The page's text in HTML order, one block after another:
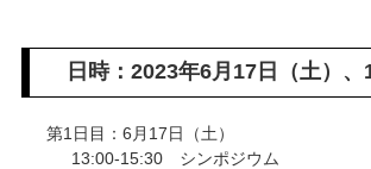
日時：2023年6月17日（土）、
第1日目：6月17日（土）
13:00-15:30 シンポジウム